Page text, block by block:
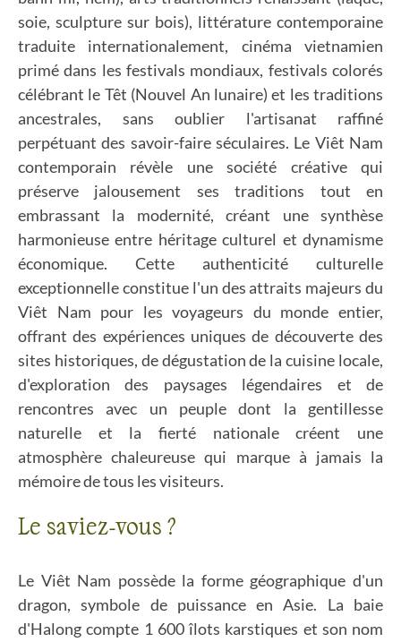
soie, sculpture sur bois), littérature contemporaine
traduite internationalement, cinéma vietnamien
primé dans les festivals mondiaux, festivals colorés
célébrant le Têt (Nouvel An lunaire) et les traditions
ancestrales, sans oublier l'artisanat raffiné
perpétuant des savoir-faire séculaires. Le Viêt Nam
contemporain révèle une société créative qui
préserve jalousement ses traditions tout en
embrassant la modernité, créant une synthèse
harmonieuse entre héritage culturel et dynamisme
économique. Cette authenticité culturelle
exceptionnelle constitue l'un des attraits majeurs du
Viêt Nam pour les voyageurs du monde entier,
offrant des expériences uniques de découverte des
sites historiques, de dégustation de la cuisine locale,
d'exploration des paysages légendaires et de
rencontres avec un peuple dont la gentillesse
naturelle et la fierté nationale créent une
atmosphère chaleureuse qui marque à jamais la
mémoire de tous les visiteurs.
Le saviez-vous ?
Le Viêt Nam possède la forme géographique d'un
dragon, symbole de puissance en Asie. La baie
d'Halong compte 1 600 îlots karstiques et son nom